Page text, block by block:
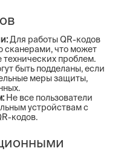
Для работы QR-кодов
сканерами, что может
технических проблем.
быть подделаны, если
меры защиты,
Не все пользователи
устройствам с
кодов.